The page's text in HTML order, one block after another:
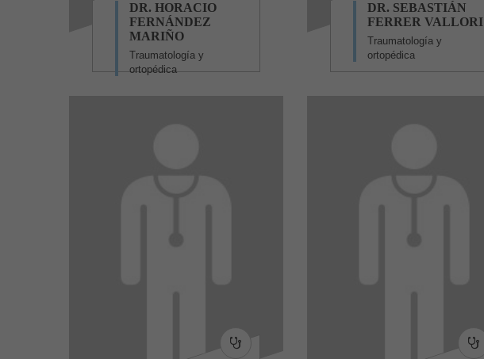
DR. HORACIO
FERNÁNDEZ
MARIÑO
Traumatología y
ortopédica
DR. SEBASTIÁN
FERRER VALLORI
Traumatología y
ortopédica